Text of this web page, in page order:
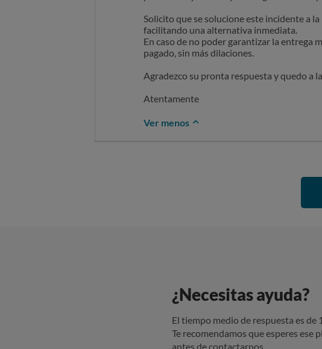
Solicito que se solucione este incidente a
facilitando una alternativa inmediata.
En caso de no poder garantizar la entrega
pagado, sin más dilaciones.
Agradezco su pronta respuesta y quedo a
Atentamente
Ver menos
¿Necesitas ayuda?
El tiempo medio de respuesta es de
Te recomendamos que esperes ese
antes de contactarnos.